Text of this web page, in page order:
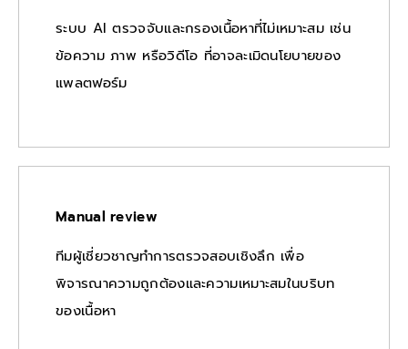
ระบบ AI ตรวจจับและกรองเนื้อหาที่ไม่เหมาะสม เช่น
ข้อความ ภาพ หรือวิดีโอ ที่อาจละเมิดนโยบายของ
แพลตฟอร์ม
Manual review
ทีมผู้เชี่ยวชาญทำการตรวจสอบเชิงลึก เพื่อ
พิจารณาความถูกต้องและความเหมาะสมในบริบท
ของเนื้อหา